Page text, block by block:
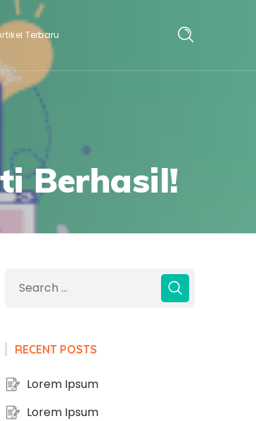
Terbaru
Berhasil!
RECENT POSTS
Lorem Ipsum
Lorem Ipsum